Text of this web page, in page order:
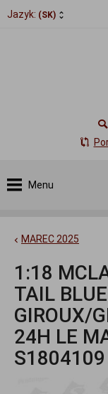
Jazyk: (SK)
Menu
MAREC 2025
1:18
TAIL
GIROUX/
24H LE
S1804109